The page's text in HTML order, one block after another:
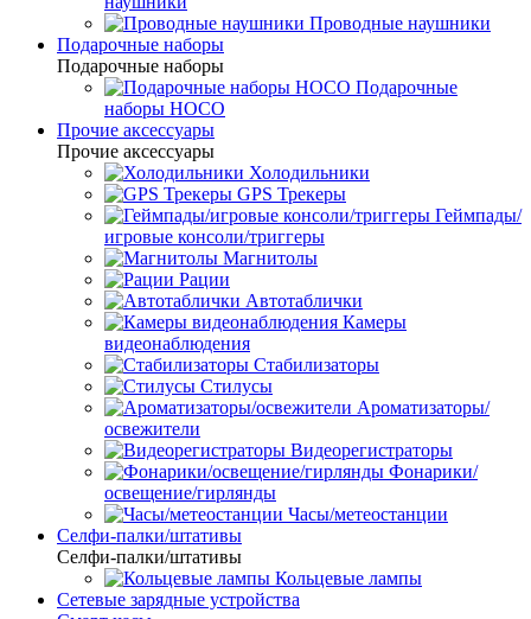
Проводные наушники
Подарочные наборы
Подарочные наборы
Подарочные
наборы HOCO
Прочие аксессуары
Прочие аксессуары
Холодильники
GPS Трекеры
Геймпады/
игровые консоли/триггеры
Магнитолы
Рации
Автотаблички
Камеры
видеонаблюдения
Стабилизаторы
Стилусы
Ароматизаторы/
освежители
Видеорегистраторы
Фонарики/
освещение/гирлянды
Часы/метеостанции
Селфи-палки/штативы
Селфи-палки/штативы
Кольцевые лампы
Сетевые зарядные устройства